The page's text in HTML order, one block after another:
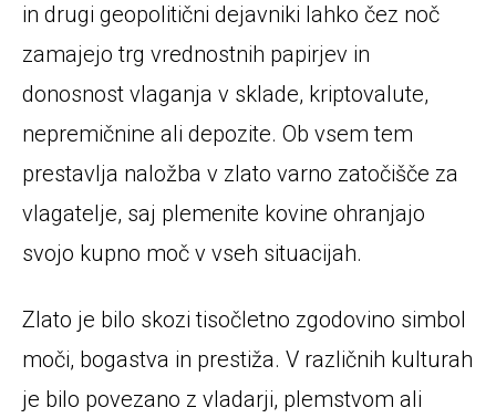
in drugi geopolitični dejavniki lahko čez noč
zamajejo trg vrednostnih papirjev in
donosnost vlaganja v sklade, kriptovalute,
nepremičnine ali depozite. Ob vsem tem
prestavlja naložba v zlato varno zatočišče za
vlagatelje, saj plemenite kovine ohranjajo
svojo kupno moč v vseh situacijah.
Zlato je bilo skozi tisočletno zgodovino simbol
moči, bogastva in prestiža. V različnih kulturah
je bilo povezano z vladarji, plemstvom ali